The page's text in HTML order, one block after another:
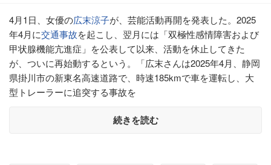
4月1日、女優の広末涼子が、芸能活動再開を発表した。2025
年4月に交通事故を起こし、翌月には「双極性感情障害および
甲状腺機能亢進症」を公表して以来、活動を休止してきた
が、ついに再始動するという。「広末さんは2025年4月、静岡
県掛川市の新東名高速道路で、時速185kmで車を運転し、大
型トレーラーに追突する事故を
続きを読む